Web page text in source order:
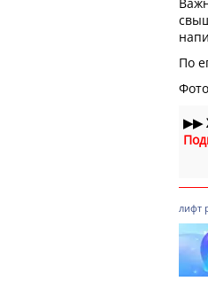
По
▶▶
лифт